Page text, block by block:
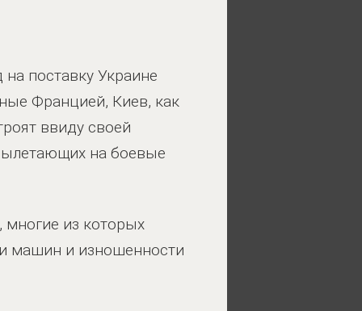
поставку Украине
Францией, Киев, как
ввиду своей
на боевые
многие из которых
машин и изношенности